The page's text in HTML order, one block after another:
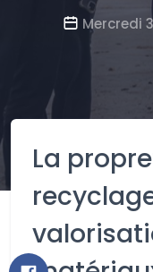
Mercredi
La